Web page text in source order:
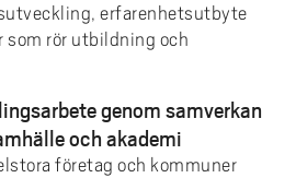
erfarenhetsutbyte
som rör utbildning och
genom samverkan
och akademi
företag och kommuner